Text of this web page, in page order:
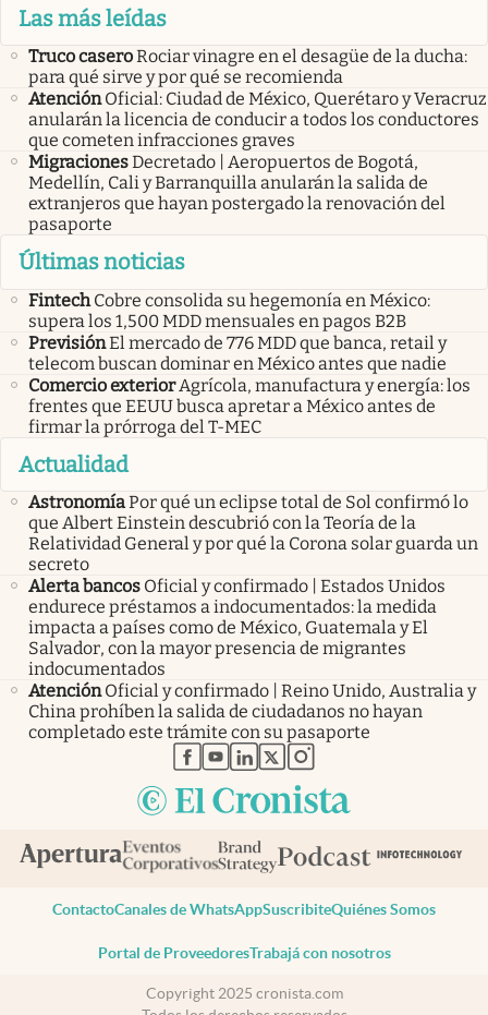
Las más leídas
Truco caseroRociar vinagre en el desagüe de la ducha:
para qué sirve y por qué se recomienda
Atención Oficial: Ciudad de México, Querétaro y Veracruz
anularán la licencia de conducir a todos los conductores
que cometen infracciones graves
MigracionesDecretado | Aeropuertos de Bogotá,
Medellín, Cali y Barranquilla anularán la salida de
extranjeros que hayan postergado la renovación del
pasaporte
Últimas noticias
Fintech Cobre consolida su hegemonía en México:
supera los 1,500 MDD mensuales en pagos B2B
PrevisiónEl mercado de 776 MDD que banca, retail y
telecom buscan dominar en México antes que nadie
Comercio exterior Agrícola, manufactura y energía: los
frentes que EEUU busca apretar a México antes de
firmar la prórroga del T-MEC
Actualidad
AstronomíaPor qué un eclipse total de Sol confirmó lo
que Albert Einstein descubrió con la Teoría de la
Relatividad General y por qué la Corona solar guarda un
secreto
Alerta bancos Oficial y confirmado | Estados Unidos
endurece préstamos a indocumentados: la medida
impacta a países como de México, Guatemala y El
Salvador, con la mayor presencia de migrantes
indocumentados
Atención Oficial y confirmado | Reino Unido, Australia y
China prohíben la salida de ciudadanos no hayan
completado este trámite con su pasaporte
abre en nueva pestaña
abre en nueva pestaña
abre en nueva pestaña
abre en nueva pestaña
abre en nueva pestaña
ContactoCanales de WhatsAppSuscribiteQuiénes Somos
Portal de ProveedoresTrabajá con nosotros
Copyright 2025 cronista.com